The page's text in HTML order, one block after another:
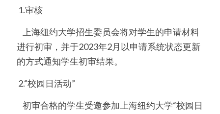
1.审核
进行初审，并于2023年2月以申请系统状态更新
的方式通知学生初审结果。
2.“校园日活动”